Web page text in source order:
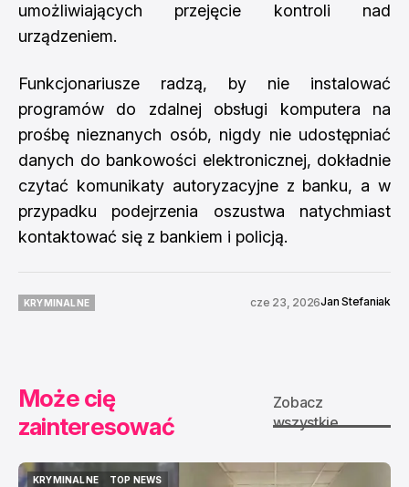
umożliwiających przejęcie kontroli nad
urządzeniem.
Funkcjonariusze radzą, by nie instalować
programów do zdalnej obsługi komputera na
prośbę nieznanych osób, nigdy nie udostępniać
danych do bankowości elektronicznej, dokładnie
czytać komunikaty autoryzacyjne z banku, a w
przypadku podejrzenia oszustwa natychmiast
kontaktować się z bankiem i policją.
KRYMINALNE
cze 23, 2026Jan Stefaniak
Może cię
zainteresować
Zobacz
wszystkie
KRYMINALNE
TOP NEWS